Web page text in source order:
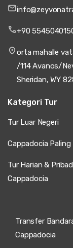
+90
orta mahalle
/114 Avanos/
Sheridan, WY
Kategori Tur
Tur Luar Negeri
Cappadocia Paling
Tur Harian &
Cappadocia
Transfer
Cappadocia